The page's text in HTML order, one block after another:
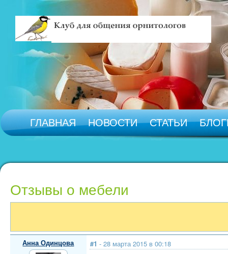
ГЛАВНАЯ НОВОСТИ СТАТЬИ
Отзывы о мебели
Анна Одинцова #1 - 28 марта 2015 в 00:18